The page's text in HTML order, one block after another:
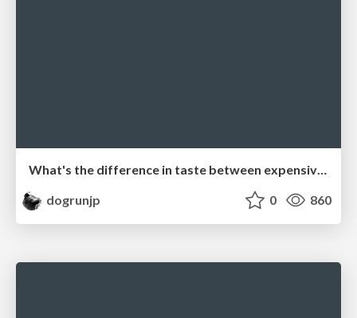
What's the difference in taste between expensive and cheap mills? Measuring coffee particle size distribution using ImageJ
dogrunjp
0 860